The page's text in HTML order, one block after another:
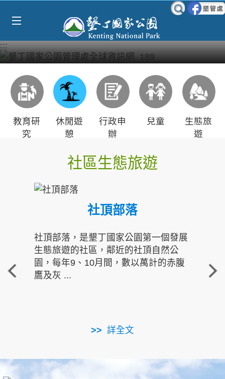
:::
教育研
究
休閒遊
憩
行政申
辦
兒童
生態旅
遊
社區生態旅遊
社頂部落
社頂部落，是墾丁國家公園第一個發展
生態旅遊的社區，鄰近的社頂自然公
園，每年9、10月間，數以萬計的赤腹
鷹及灰 ...
詳全文
重
走進